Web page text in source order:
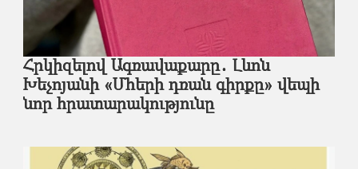
Հրկիզելով Ագռավաքարը․ Լևոն
Խեչոյանի «Մհերի դռան գիրքը» վեպի
նոր հրատարակությունը